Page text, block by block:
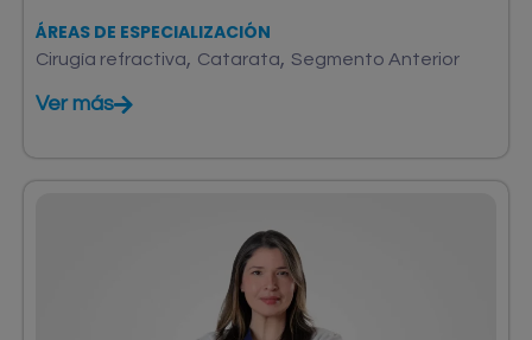
ÁREAS DE ESPECIALIZACIÓN
Cirugía refractiva, Catarata, Segmento Anterior
Ver más